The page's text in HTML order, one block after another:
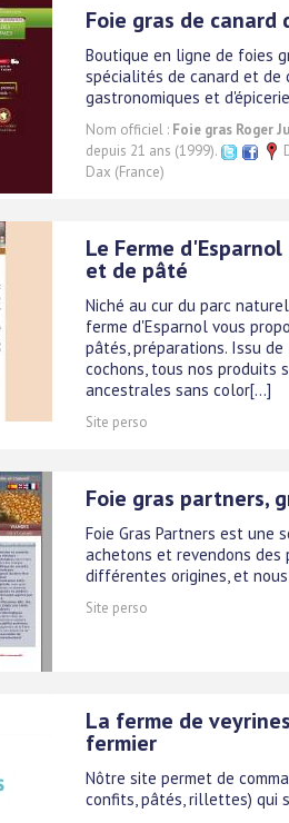
Foie gras de canard
Boutique en ligne de foies
spécialités de canard et
gastronomiques et
Nom officiel : Foie gras Roger
depuis 21 ans (1999).
Dax (France)
Le Ferme
et de pâté
Niché au cur du parc
ferme d'Esparnol vous
pâtés, préparations. Issu
cochons, tous nos produits
ancestrales sans color[...]
Site perso
Foie gras partners,
Foie Gras Partners est une
achetons et revendons des
différentes origines, et nous
Site perso
La ferme de
fermier
Nôtre site permet de
confits, pâtés, rillettes) qui